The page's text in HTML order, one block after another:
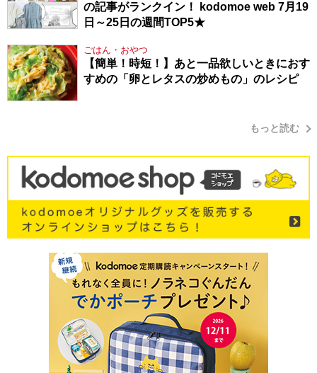
の記事がランクイン！ kodomoe web 7月19
日～25日の週間TOP5★
ごはん・おやつ
【簡単！時短！】あと一品欲しいときにおす
すめの「卵とレタスの炒めもの」のレシピ
もっと読む